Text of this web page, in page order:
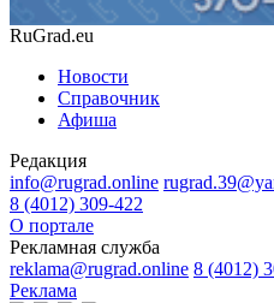
RuGrad.eu
Новости
Справочник
Афиша
Редакция
info@rugrad.online
8 (4012) 309-422
О портале
Рекламная служба
reklama@rugrad.online 8 (4012)
Реклама